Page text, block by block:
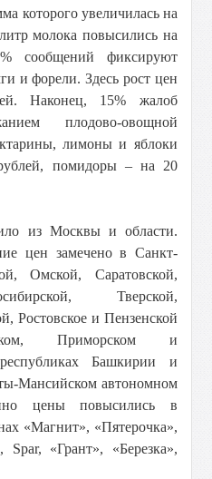
которого увеличилась на
молока повысились на
сообщений фиксируют
и форели. Здесь рост цен
Наконец, 15% жалоб
плодово-овощной
лимоны и яблоки
помидоры – на 20
из Москвы и области.
цен замечено в Санкт-
Омской, Саратовской,
Тверской,
Ростовское и Пензенской
Приморском и
Башкирии и
Мансийском автономном
цены повысились в
«Магнит», «Пятерочка»,
Spar, «Грант», «Березка»,